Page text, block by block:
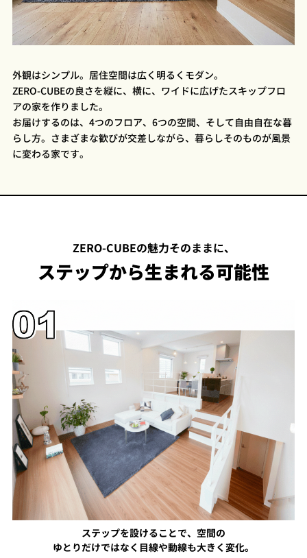
外観はシンプル。居住空間は広く明るくモダン。
ZERO-CUBEの良さを縦に、横に、ワイドに広げたスキップフロ
アの家を作りました。
お届けするのは、4つのフロア、6つの空間、そして自由自在な暮
らし方。さまざまな歓びが交差しながら、暮らしそのものが風景
に変わる家です。
ZERO-CUBEの魅力そのままに、
ステップから生まれる可能性
ステップを設けることで、空間の
ゆとりだけではなく目線や動線も大きく変化。